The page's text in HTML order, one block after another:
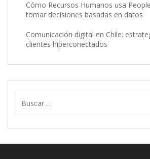
Cómo Recursos Humanos usa
tomar decisiones basadas en datos
Comunicación digital en Chile:
clientes hiperconectados